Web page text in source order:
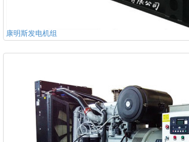
康明斯发电机组